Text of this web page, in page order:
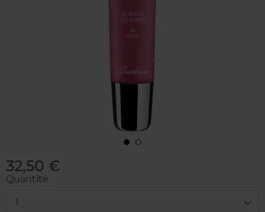
32,50 €
Quantité
1